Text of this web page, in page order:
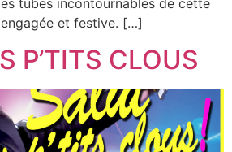
tubes incontournables de cette
et festive. […]
P’TITS CLOUS